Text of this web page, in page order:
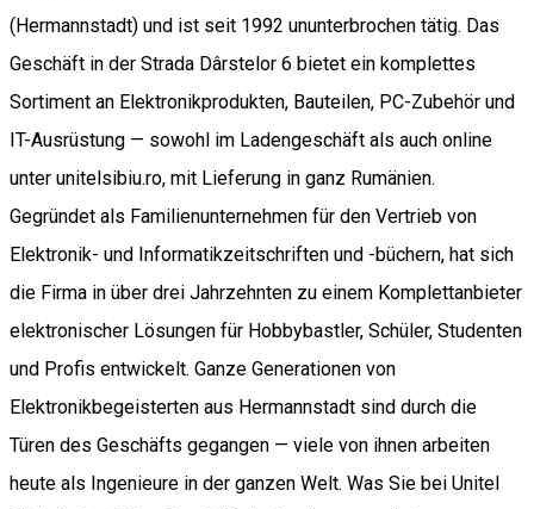
(Hermannstadt) und ist seit 1992 ununterbrochen tätig. Das
Geschäft in der Strada Dârstelor 6 bietet ein komplettes
Sortiment an Elektronikprodukten, Bauteilen, PC-Zubehör und
IT-Ausrüstung — sowohl im Ladengeschäft als auch online
unter unitelsibiu.ro, mit Lieferung in ganz Rumänien.
Gegründet als Familienunternehmen für den Vertrieb von
Elektronik- und Informatikzeitschriften und -büchern, hat sich
die Firma in über drei Jahrzehnten zu einem Komplettanbieter
elektronischer Lösungen für Hobbybastler, Schüler, Studenten
und Profis entwickelt. Ganze Generationen von
Elektronikbegeisterten aus Hermannstadt sind durch die
Türen des Geschäfts gegangen — viele von ihnen arbeiten
heute als Ingenieure in der ganzen Welt. Was Sie bei Unitel